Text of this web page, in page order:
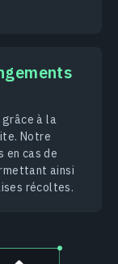
à la
Notre
en cas de
ainsi
récoltes.